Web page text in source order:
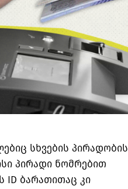
სხვების პირადობის
პირადი ნომრებით
ID ბარათითაც კი